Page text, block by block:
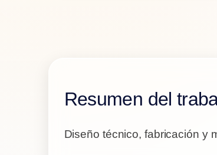
Resumen del
Diseño técnico, fabricación y